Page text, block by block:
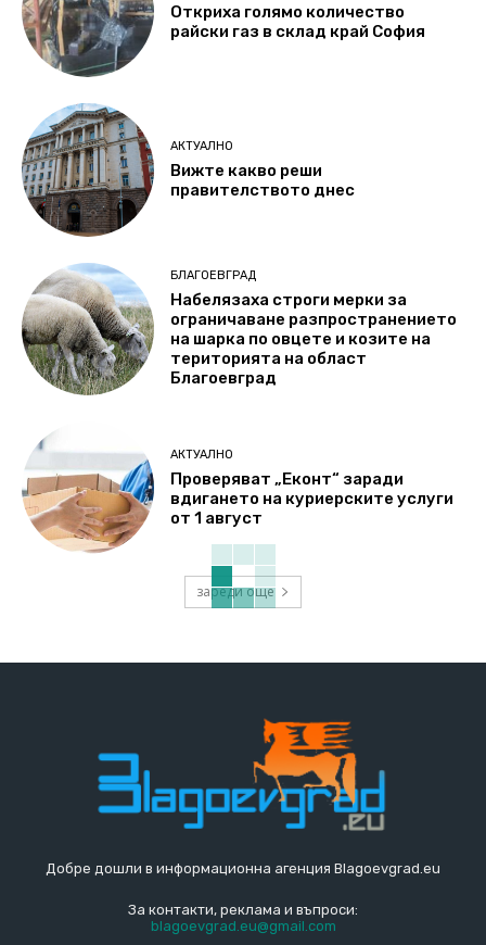
Откриха голямо количество
райски газ в склад край София
АКТУАЛНО
Вижте какво реши
правителството днес
БЛАГОЕВГРАД
Набелязаха строги мерки за
ограничаване разпространението
на шарка по овцете и козите на
територията на област
Благоевград
АКТУАЛНО
Проверяват „Еконт“ заради
вдигането на куриерските услуги
от 1 август
зареди още
Добре дошли в информационна агенция Blagoevgrad.eu
За контакти, реклама и въпроси:
blagoevgrad.eu@gmail.com